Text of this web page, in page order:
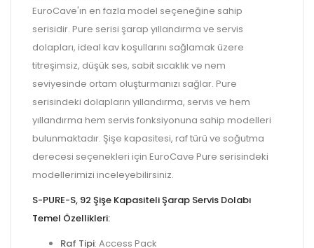
EuroCave'ın en fazla model seçeneğine sahip
serisidir. Pure serisi şarap yıllandırma ve servis
dolapları, ideal kav koşullarını sağlamak üzere
titreşimsiz, düşük ses, sabit sıcaklık ve nem
seviyesinde ortam oluşturmanızı sağlar. Pure
serisindeki dolapların yıllandırma, servis ve hem
yıllandırma hem servis fonksiyonuna sahip modelleri
bulunmaktadır. Şişe kapasitesi, raf türü ve soğutma
derecesi seçenekleri için EuroCave Pure serisindeki
modellerimizi inceleyebilirsiniz.
S-PURE-S, 92 Şişe Kapasiteli Şarap Servis Dolabı
Temel Özellikleri:
Raf Tipi: Access Pack